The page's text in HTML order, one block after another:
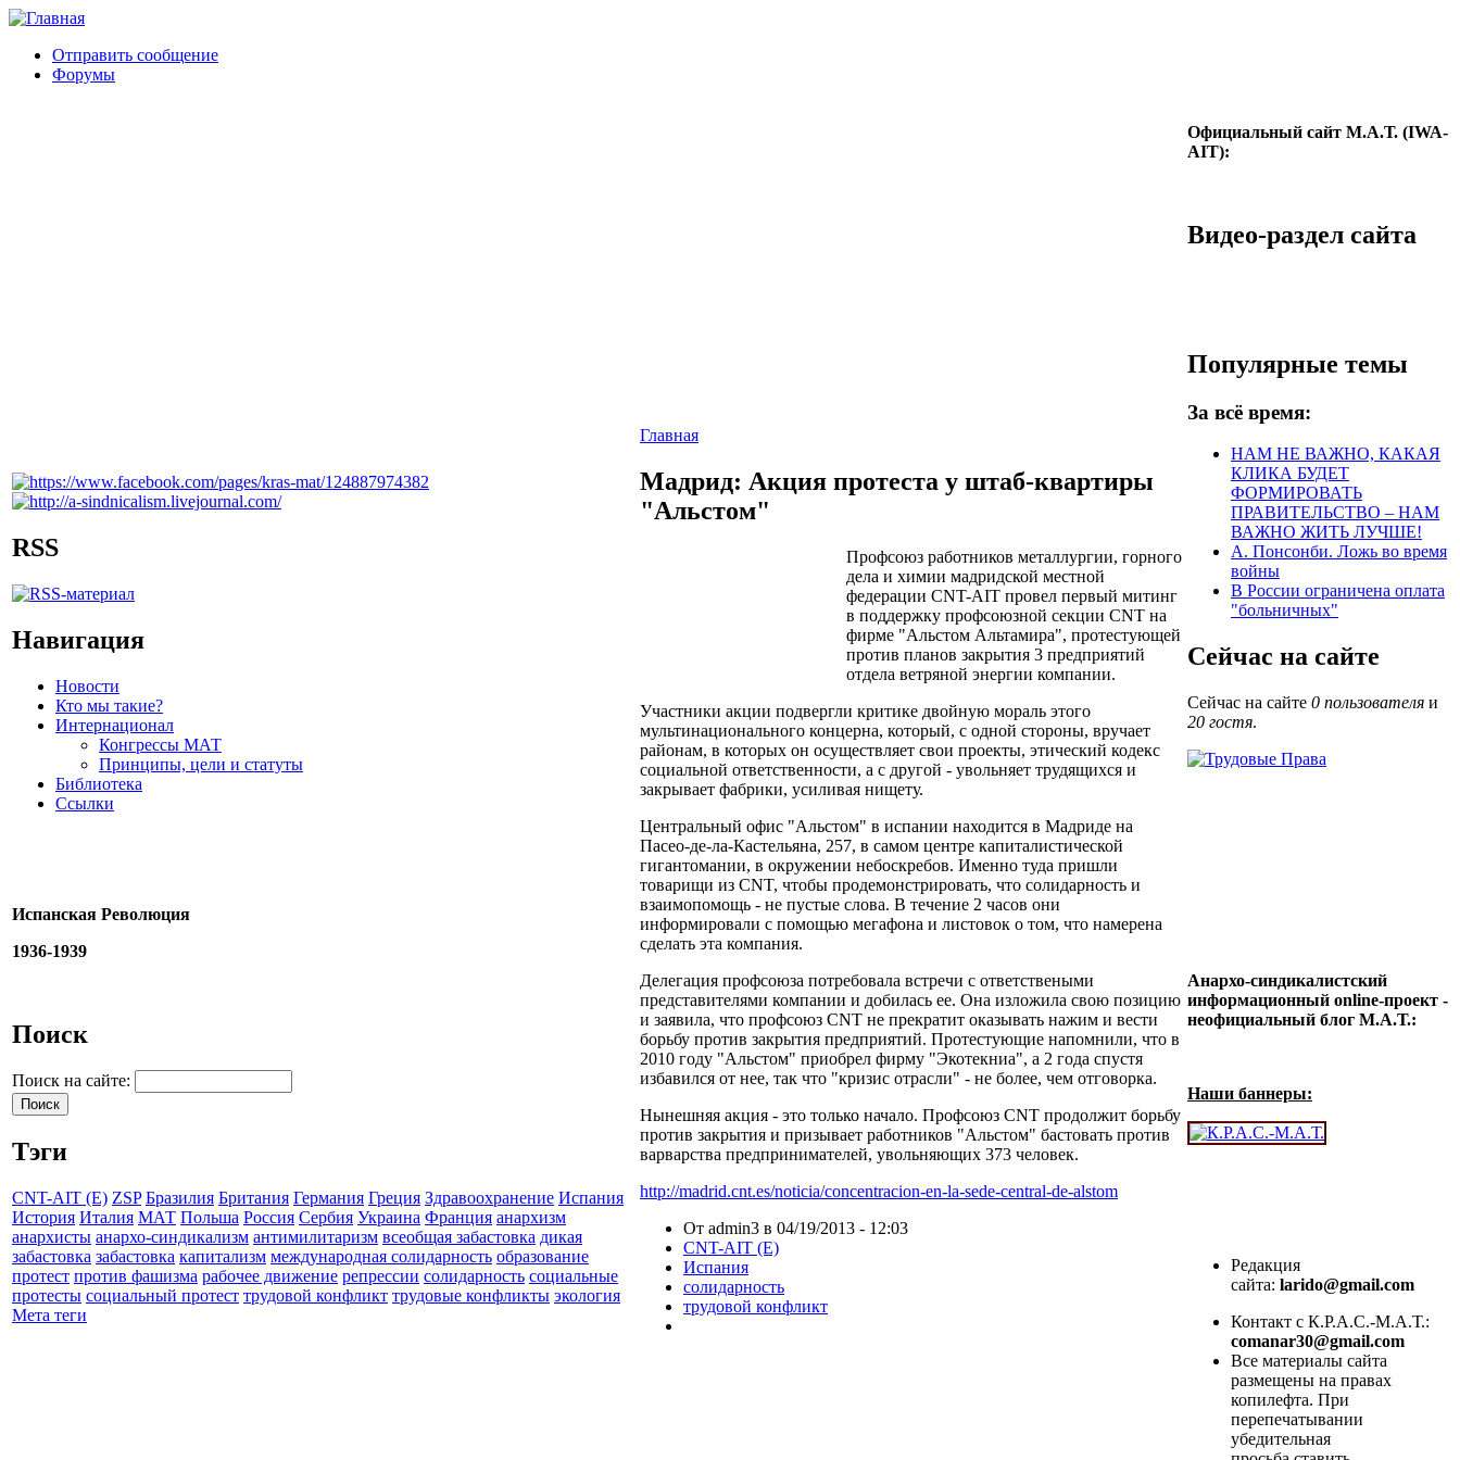
Отправить сообщение
Форумы
RSS
Навигация
Новости
Кто мы такие?
Интернационал
Конгрессы МАТ
Принципы, цели и статуты
Библиотека
Ссылки
Испанская Революция
1936-1939
Поиск
Поиск на сайте:
Тэги
CNT-AIT (E) ZSP Бразилия Британия Германия Греция Здравоохранение Испания
История Италия МАТ Польша Россия Сербия Украина Франция анархизм
анархисты анархо-синдикализм антимилитаризм всеобщая забастовка дикая
забастовка забастовка капитализм международная солидарность образование
протест против фашизма рабочее движение репрессии солидарность социальные
протесты социальный протест трудовой конфликт трудовые конфликты экология
Мета теги
Главная
Мадрид: Акция протеста у штаб-квартиры
"Альстом"
Профсоюз работников металлургии, горного
дела и химии мадридской местной
федерации CNT-AIT провел первый митинг
в поддержку профсоюзной секции CNT на
фирме "Альстом Альтамира", протестующей
против планов закрытия 3 предприятий
отдела ветряной энергии компании.
Участники акции подвергли критике двойную мораль этого
мультинационального концерна, который, с одной стороны, вручает
районам, в которых он осуществляет свои проекты, этический кодекс
социальной ответственности, а с другой - увольняет трудящихся и
закрывает фабрики, усиливая нищету.
Центральный офис "Альстом" в испании находится в Мадриде на
Пасео-де-ла-Кастельяна, 257, в самом центре капиталистической
гигантомании, в окружении небоскребов. Именно туда пришли
товарищи из CNT, чтобы продемонстрировать, что солидарность и
взаимопомощь - не пустые слова. В течение 2 часов они
информировали с помощью мегафона и листовок о том, что намерена
сделать эта компания.
Делегация профсоюза потребовала встречи с ответствеными
представителями компании и добилась ее. Она изложила свою позицию
и заявила, что профсоюз CNT не прекратит оказывать нажим и вести
борьбу против закрытия предприятий. Протестующие напомнили, что в
2010 году "Альстом" приобрел фирму "Экотекниа", а 2 года спустя
избавился от нее, так что "кризис отрасли" - не более, чем отговорка.
Нынешняя акция - это только начало. Профсоюз CNT продолжит борьбу
против закрытия и призывает работников "Альстом" бастовать против
варварства предпринимателей, увольняющих 373 человек.
http://madrid.cnt.es/noticia/concentracion-en-la-sede-central-de-alstom
От admin3 в 04/19/2013 - 12:03
CNT-AIT (E)
Испания
солидарность
трудовой конфликт
Официальный сайт М.А.Т. (IWA-
AIT):
Видео-раздел сайта
Популярные темы
За всё время:
НАМ НЕ ВАЖНО, КАКАЯ
КЛИКА БУДЕТ
ФОРМИРОВАТЬ
ПРАВИТЕЛЬСТВО – НАМ
ВАЖНО ЖИТЬ ЛУЧШЕ!
А. Понсонби. Ложь во время
войны
В России ограничена оплата
"больничных"
Сейчас на сайте
Сейчас на сайте 0 пользователя и
20 гостя.
Анархо-синдикалистский
информационный online-проект -
неофициальный блог М.А.Т.:
Наши баннеры:
Редакция
сайта: larido@gmail.com
Контакт с К.Р.А.С.-М.А.Т.:
comanar30@gmail.com
Все материалы сайта
размещены на правах
копилефта. При
перепечатывании
убедительная